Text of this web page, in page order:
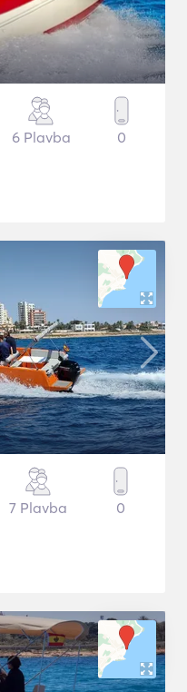
6 Plavba 0
7 Plavba 0